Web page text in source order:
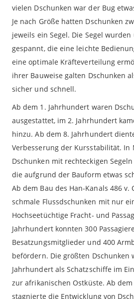
vielen Dschunken war der Bug
Je nach Größe hatten Dschunken
jeweils ein Segel. Die Segel
gespannt, die eine leichte
eine optimale Kräfteverteilung
ihrer Bauweise galten Dschunken
sicher und schnell.
Ab dem 1. Jahrhundert waren
ausgestattet, im 2. Jahrhundert
hinzu. Ab dem 8. Jahrhundert
Verbesserung der Kursstabilität. In
Dschunken mit rechteckigen
die aufgrund der Bauform etwas
Ab dem Bau des Han-Kanals 486
schmale Flussdschunken mit nur
Hochseetüchtige Fracht- und
Jahrhundert konnten 300
Besatzungsmitglieder und 400
befördern. Die größten Dschunken
Jahrhundert als Schatzschiffe im
zur afrikanischen Ostküste. Ab
stagnierte die Entwicklung von